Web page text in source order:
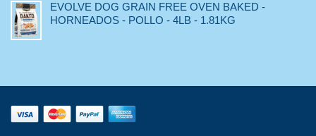
EVOLVE DOG GRAIN FREE OVEN BAKED -
HORNEADOS - POLLO - 4LB - 1.81KG